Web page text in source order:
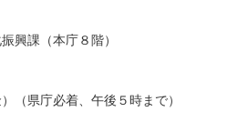
課（本庁８階）
（県庁必着、午後５時まで）